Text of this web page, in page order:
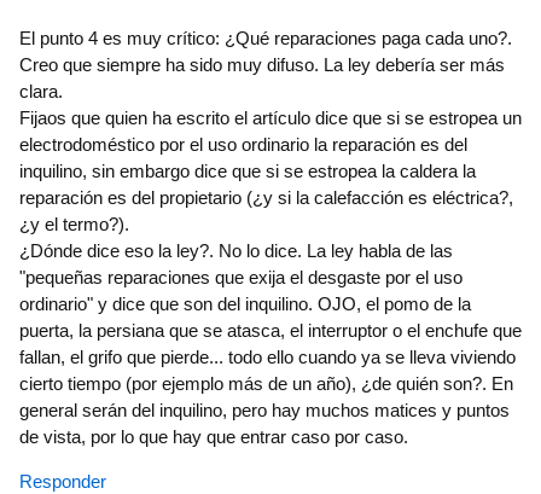
El punto 4 es muy crítico: ¿Qué reparaciones paga cada uno?.
Creo que siempre ha sido muy difuso. La ley debería ser más
clara.
Fijaos que quien ha escrito el artículo dice que si se estropea un
electrodoméstico por el uso ordinario la reparación es del
inquilino, sin embargo dice que si se estropea la caldera la
reparación es del propietario (¿y si la calefacción es eléctrica?,
¿y el termo?).
¿Dónde dice eso la ley?. No lo dice. La ley habla de las
"pequeñas reparaciones que exija el desgaste por el uso
ordinario" y dice que son del inquilino. OJO, el pomo de la
puerta, la persiana que se atasca, el interruptor o el enchufe que
fallan, el grifo que pierde... todo ello cuando ya se lleva viviendo
cierto tiempo (por ejemplo más de un año), ¿de quién son?. En
general serán del inquilino, pero hay muchos matices y puntos
de vista, por lo que hay que entrar caso por caso.
Responder